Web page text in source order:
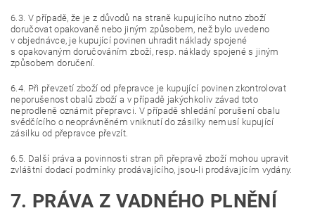
6.3. V případě, že je z důvodů na straně kupujícího nutno zboží
doručovat opakovaně nebo jiným způsobem, než bylo uvedeno
v objednávce, je kupující povinen uhradit náklady spojené
s opakovaným doručováním zboží, resp. náklady spojené s jiným
způsobem doručení.
6.4. Při převzetí zboží od přepravce je kupující povinen zkontrolovat
neporušenost obalů zboží a v případě jakýchkoliv závad toto
neprodleně oznámit přepravci. V případě shledání porušení obalu
svědčícího o neoprávněném vniknutí do zásilky nemusí kupující
zásilku od přepravce převzít.
6.5. Další práva a povinnosti stran při přepravě zboží mohou upravit
zvláštní dodací podmínky prodávajícího, jsou-li prodávajícím vydány.
7. PRÁVA Z VADNÉHO PLNĚNÍ